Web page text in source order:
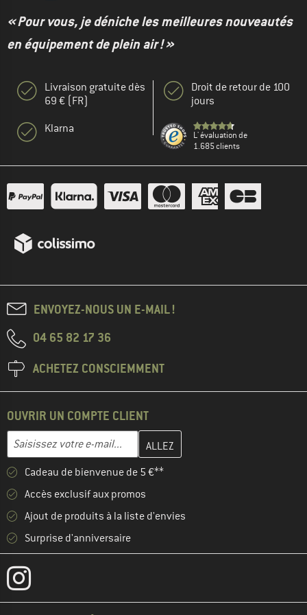
« Pour vous, je déniche les meilleures nouveautés
en équipement de plein air ! »
Livraison gratuite dès
69 € (FR)
Klarna
Droit de retour de 100
jours
L' évaluation de
1.685 clients
ENVOYEZ-NOUS UN E-MAIL !
04 65 82 17 36
ACHETEZ CONSCIEMMENT
OUVRIR UN COMPTE CLIENT
Adresse e-mail
Entrez votre adresse e-mail ici et créez votre compte client à la
Cadeau de bienvenue de 5 €**
Accès exclusif aux promos
Ajout de produits à la liste d'envies
Surprise d'anniversaire